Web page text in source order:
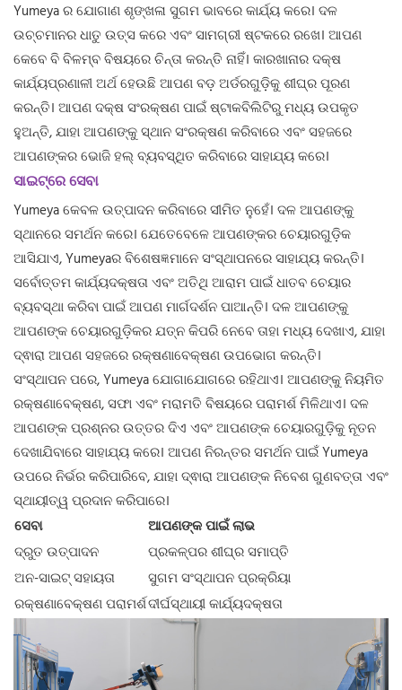
Yumeya ର ଯୋଗାଣ ଶୃଙ୍ଖଳା ସୁଗମ ଭାବରେ କାର୍ଯ୍ୟ କରେ। ଦଳ
ଉଚ୍ଚମାନର ଧାତୁ ଉତ୍ସ କରେ ଏବଂ ସାମଗ୍ରୀ ଷ୍ଟକରେ ରଖେ। ଆପଣ
କେବେ ବି ବିଳମ୍ବ ବିଷୟରେ ଚିନ୍ତା କରନ୍ତି ନାହିଁ। କାରଖାନାର ଦକ୍ଷ
କାର୍ଯ୍ୟପ୍ରଣାଳୀ ଅର୍ଥ ହେଉଛି ଆପଣ ବଡ଼ ଅର୍ଡରଗୁଡ଼ିକୁ ଶୀଘ୍ର ପୂରଣ
କରନ୍ତି। ଆପଣ ଦକ୍ଷ ସଂରକ୍ଷଣ ପାଇଁ ଷ୍ଟାକବିଲିଟିରୁ ମଧ୍ୟ ଉପକୃତ
ହୁଅନ୍ତି, ଯାହା ଆପଣଙ୍କୁ ସ୍ଥାନ ସଂରକ୍ଷଣ କରିବାରେ ଏବଂ ସହଜରେ
ଆପଣଙ୍କର ଭୋଜି ହଲ୍ ବ୍ୟବସ୍ଥିତ କରିବାରେ ସାହାଯ୍ୟ କରେ।
ସାଇଟ୍‌ରେ ସେବା
Yumeya କେବଳ ଉତ୍ପାଦନ କରିବାରେ ସୀମିତ ନୁହେଁ। ଦଳ ଆପଣଙ୍କୁ
ସ୍ଥାନରେ ସମର୍ଥନ କରେ। ଯେତେବେଳେ ଆପଣଙ୍କର ଚେୟାରଗୁଡ଼ିକ
ଆସିଯାଏ, Yumeyaର ବିଶେଷଜ୍ଞମାନେ ସଂସ୍ଥାପନରେ ସାହାଯ୍ୟ କରନ୍ତି।
ସର୍ବୋତ୍ତମ କାର୍ଯ୍ୟଦକ୍ଷତା ଏବଂ ଅତିଥି ଆରାମ ପାଇଁ ଧାତବ ଚେୟାର
ବ୍ୟବସ୍ଥା କରିବା ପାଇଁ ଆପଣ ମାର୍ଗଦର୍ଶନ ପାଆନ୍ତି। ଦଳ ଆପଣଙ୍କୁ
ଆପଣଙ୍କ ଚେୟାରଗୁଡ଼ିକର ଯତ୍ନ କିପରି ନେବେ ତାହା ମଧ୍ୟ ଦେଖାଏ, ଯାହା
ଦ୍ଵାରା ଆପଣ ସହଜରେ ରକ୍ଷଣାବେକ୍ଷଣ ଉପଭୋଗ କରନ୍ତି।
ସଂସ୍ଥାପନ ପରେ, Yumeya ଯୋଗାଯୋଗରେ ରହିଥାଏ। ଆପଣଙ୍କୁ ନିୟମିତ
ରକ୍ଷଣାବେକ୍ଷଣ, ସଫା ଏବଂ ମରାମତି ବିଷୟରେ ପରାମର୍ଶ ମିଳିଥାଏ। ଦଳ
ଆପଣଙ୍କ ପ୍ରଶ୍ନର ଉତ୍ତର ଦିଏ ଏବଂ ଆପଣଙ୍କ ଚେୟାରଗୁଡ଼ିକୁ ନୂତନ
ଦେଖାଯିବାରେ ସାହାଯ୍ୟ କରେ। ଆପଣ ନିରନ୍ତର ସମର୍ଥନ ପାଇଁ Yumeya
ଉପରେ ନିର୍ଭର କରିପାରିବେ, ଯାହା ଦ୍ଵାରା ଆପଣଙ୍କ ନିବେଶ ଗୁଣବତ୍ତା ଏବଂ
ସ୍ଥାୟୀତ୍ୱ ପ୍ରଦାନ କରିପାରେ।
ସେବା
ଆପଣଙ୍କ ପାଇଁ ଲାଭ
ଦ୍ରୁତ ଉତ୍ପାଦନ
ପ୍ରକଳ୍ପର ଶୀଘ୍ର ସମାପ୍ତି
ଅନ-ସାଇଟ୍ ସହାୟତା
ସୁଗମ ସଂସ୍ଥାପନ ପ୍ରକ୍ରିୟା
ରକ୍ଷଣାବେକ୍ଷଣ ପରାମର୍ଶଦୀର୍ଘସ୍ଥାୟୀ କାର୍ଯ୍ୟଦକ୍ଷତା